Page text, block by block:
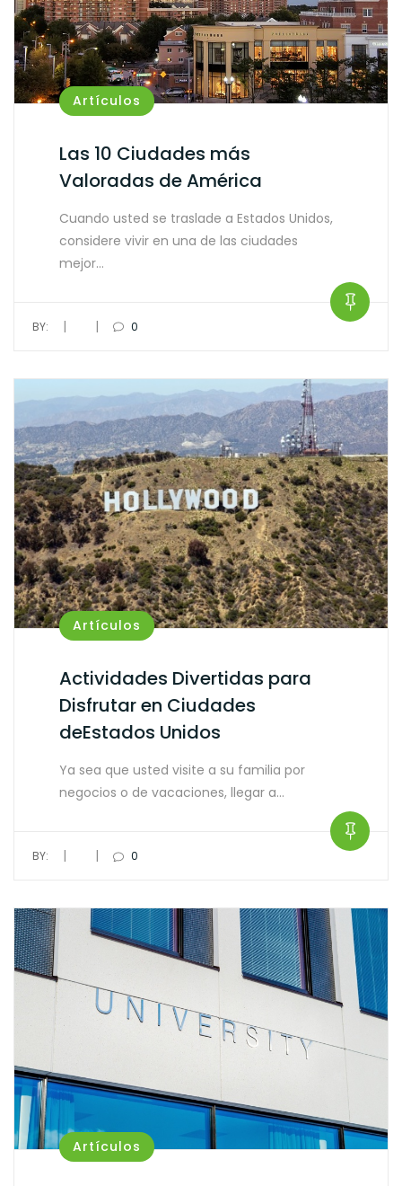
Artículos
Las 10 Ciudades más
Valoradas de América
Cuando usted se traslade a Estados Unidos,
considere vivir en una de las ciudades
mejor…
BY: | | 0
Artículos
Actividades Divertidas para
Disfrutar en Ciudades
deEstados Unidos
Ya sea que usted visite a su familia por
negocios o de vacaciones, llegar a…
BY: | | 0
Artículos